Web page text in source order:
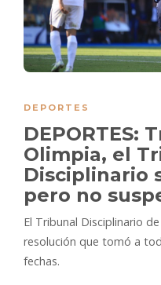
DEPORTES
DEPORTES:
Olimpia, el
Disciplinario
pero no
El Tribunal Disciplinario
resolución que tomó a
fechas.